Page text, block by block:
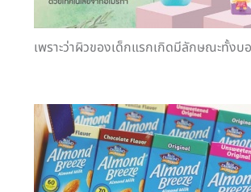
เพราะว่าผิวของเด็กแรกเกิดมีลักษณะทั้งบ